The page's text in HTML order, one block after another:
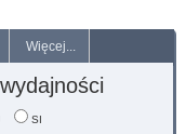
Więcej...
SI